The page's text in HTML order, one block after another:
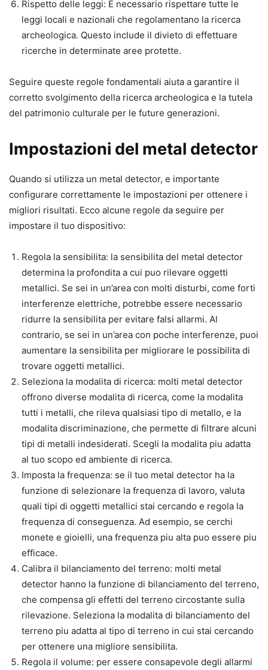
Rispetto delle leggi: E necessario rispettare tutte le
leggi locali e nazionali che regolamentano la ricerca
archeologica. Questo include il divieto di effettuare
ricerche in determinate aree protette.
Seguire queste regole fondamentali aiuta a garantire il
corretto svolgimento della ricerca archeologica e la tutela
del patrimonio culturale per le future generazioni.
Impostazioni del metal detector
Quando si utilizza un metal detector, e importante
configurare correttamente le impostazioni per ottenere i
migliori risultati. Ecco alcune regole da seguire per
impostare il tuo dispositivo:
Regola la sensibilita: la sensibilita del metal detector
determina la profondita a cui puo rilevare oggetti
metallici. Se sei in un’area con molti disturbi, come forti
interferenze elettriche, potrebbe essere necessario
ridurre la sensibilita per evitare falsi allarmi. Al
contrario, se sei in un’area con poche interferenze, puoi
aumentare la sensibilita per migliorare le possibilita di
trovare oggetti metallici.
Seleziona la modalita di ricerca: molti metal detector
offrono diverse modalita di ricerca, come la modalita
tutti i metalli, che rileva qualsiasi tipo di metallo, e la
modalita discriminazione, che permette di filtrare alcuni
tipi di metalli indesiderati. Scegli la modalita piu adatta
al tuo scopo ed ambiente di ricerca.
Imposta la frequenza: se il tuo metal detector ha la
funzione di selezionare la frequenza di lavoro, valuta
quali tipi di oggetti metallici stai cercando e regola la
frequenza di conseguenza. Ad esempio, se cerchi
monete e gioielli, una frequenza piu alta puo essere piu
efficace.
Calibra il bilanciamento del terreno: molti metal
detector hanno la funzione di bilanciamento del terreno,
che compensa gli effetti del terreno circostante sulla
rilevazione. Seleziona la modalita di bilanciamento del
terreno piu adatta al tipo di terreno in cui stai cercando
per ottenere una migliore sensibilita.
Regola il volume: per essere consapevole degli allarmi